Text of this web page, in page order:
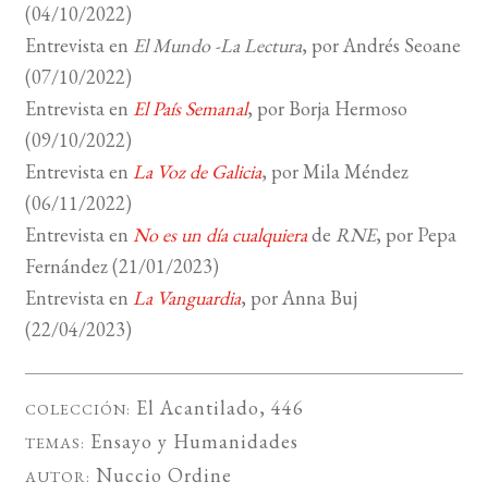
(04/10/2022)
Entrevista en El Mundo -La Lectura, por Andrés Seoane
(07/10/2022)
Entrevista en El País Semanal, por Borja Hermoso
(09/10/2022)
Entrevista en La Voz de Galicia, por Mila Méndez
(06/11/2022)
Entrevista en No es un día cualquierade RNE, por Pepa
Fernández (21/01/2023)
Entrevista en La Vanguardia, por Anna Buj
(22/04/2023)
COLECCIÓN: El Acantilado, 446
TEMAS: Ensayo y Humanidades
AUTOR: Nuccio Ordine